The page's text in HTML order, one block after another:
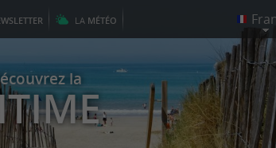
LA MÉTÉO
la